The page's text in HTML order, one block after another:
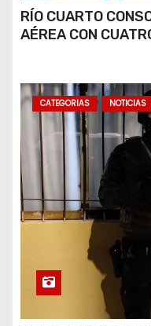
RÍO CUARTO
AÉREA CON
CATEGORIAS NOTICIAS